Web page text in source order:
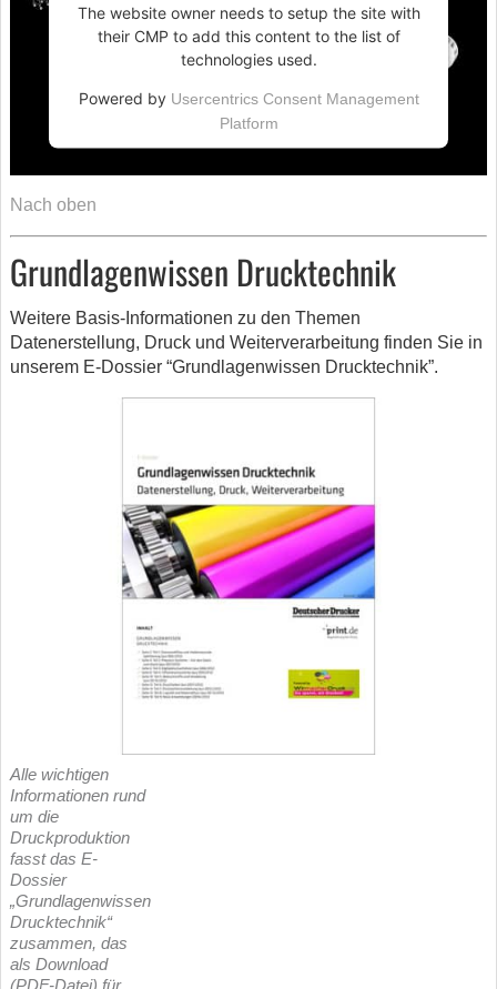
The website owner needs to setup the site with
their CMP to add this content to the list of
technologies used.
Powered by Usercentrics Consent Management
Platform
Nach oben
Grundlagenwissen Drucktechnik
Weitere Basis-Informationen zu den Themen
Datenerstellung, Druck und Weiterverarbeitung finden Sie in
unserem E-Dossier “Grundlagenwissen Drucktechnik”.
Alle wichtigen
Informationen rund
um die
Druckproduktion
fasst das E-
Dossier
„Grundlagenwissen
Drucktechnik“
zusammen, das
als Download